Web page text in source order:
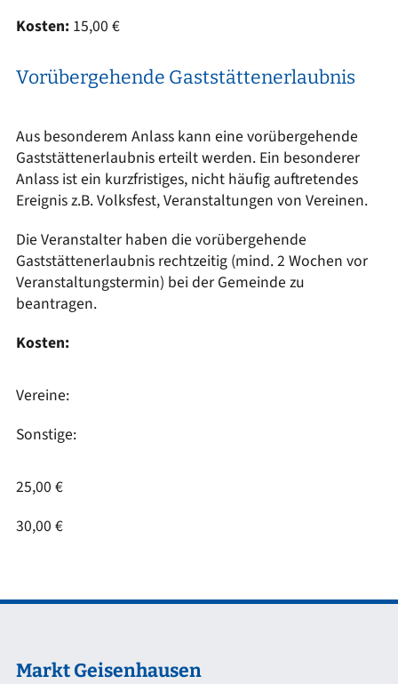
Kosten: 15,00 €
Vorübergehende Gaststättenerlaubnis
Aus besonderem Anlass kann eine vorübergehende
Gaststättenerlaubnis erteilt werden. Ein besonderer
Anlass ist ein kurzfristiges, nicht häufig auftretendes
Ereignis z.B. Volksfest, Veranstaltungen von Vereinen.
Die Veranstalter haben die vorübergehende
Gaststättenerlaubnis rechtzeitig (mind. 2 Wochen vor
Veranstaltungstermin) bei der Gemeinde zu
beantragen.
Kosten:
Vereine:
Sonstige:
25,00 €
30,00 €
Markt Geisenhausen